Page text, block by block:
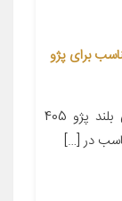
دستی بهران سبزوار کد 2241511012 مناسب برای پژو
معرفی محصول کابل ترمز دستی شاخ اصلی بلند پژو 405
در […]